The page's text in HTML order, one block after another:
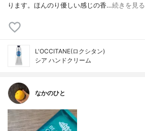
ります。ほんのり優しい感じの香…続きを見る
L'OCCITANE(ロクシタン)
シア ハンドクリーム
なかのひと